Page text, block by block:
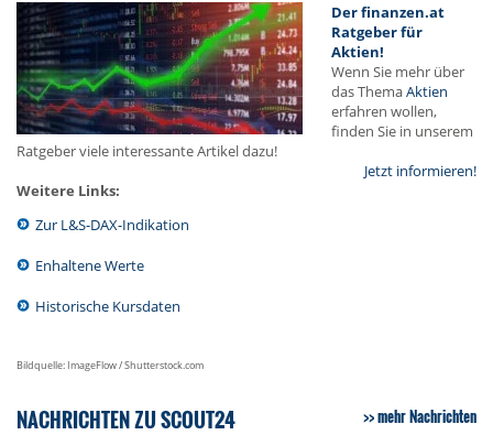
Der finanzen.at
Ratgeber für
Aktien!
Wenn Sie mehr über
das ThemaAktien
erfahren wollen,
finden Sie in unserem
Ratgeber viele interessante Artikel dazu!
Jetzt informieren!
Weitere Links:
Zur L&S-DAX-Indikation
Enhaltene Werte
Historische Kursdaten
Bildquelle: ImageFlow / Shutterstock.com
NACHRICHTEN ZU SCOUT24 mehr Nachrichten